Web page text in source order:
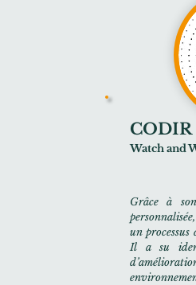
CODIR
Watch and
Grâce à
un
Il a su